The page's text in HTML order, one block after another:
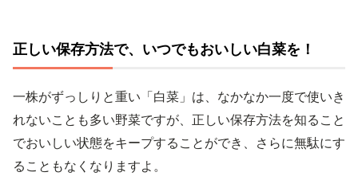
正しい保存方法で、いつでもおいしい白菜を！
一株がずっしりと重い「白菜」は、なかなか一度で使いき
れないことも多い野菜ですが、正しい保存方法を知ること
でおいしい状態をキープすることができ、さらに無駄にす
ることもなくなりますよ。